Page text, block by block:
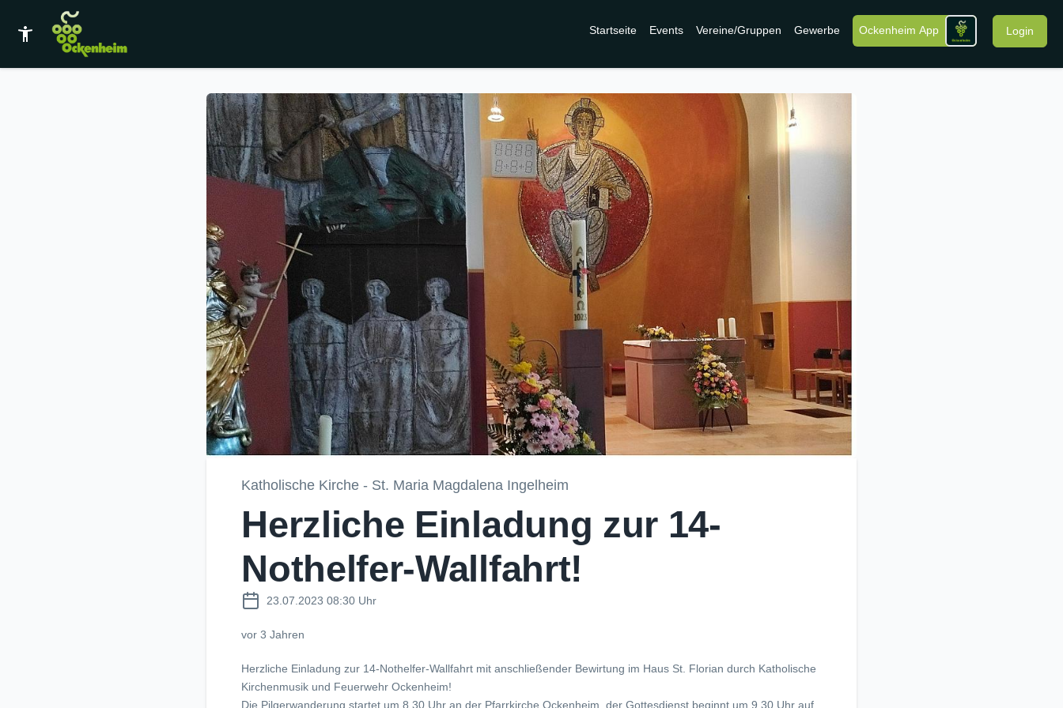
Startseite Events Vereine/Gruppen Gewerbe Ockenheim App Login
Katholische Kirche - St. Maria Magdalena Ingelheim
Herzliche Einladung zur 14-
Nothelfer-Wallfahrt!
23.07.2023 08:30 Uhr
vor 3 Jahren
Herzliche Einladung zur 14-Nothelfer-Wallfahrt mit anschließender Bewirtung im Haus St. Florian durch Katholische
Kirchenmusik und Feuerwehr Ockenheim!
Die Pilgerwanderung startet um 8.30 Uhr an der Pfarrkirche Ockenheim, der Gottesdienst beginnt um 9.30 Uhr auf